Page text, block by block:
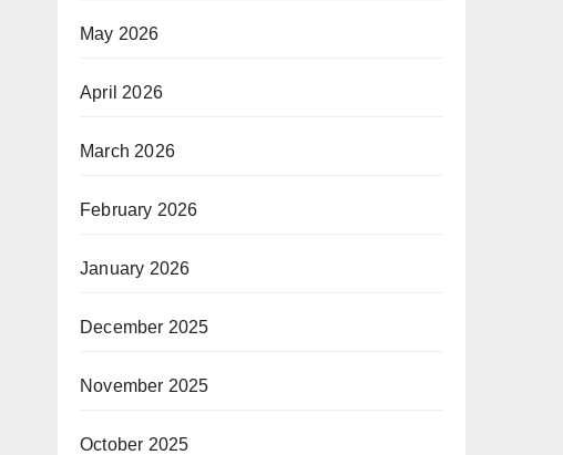
May 2026
April 2026
March 2026
February 2026
January 2026
December 2025
November 2025
October 2025